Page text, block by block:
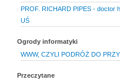
PROF. RICHARD PIPES - doctor
UŚ
Ogrody informatyki
WWW, CZYLI PODRÓŻ DO
Przeczytane